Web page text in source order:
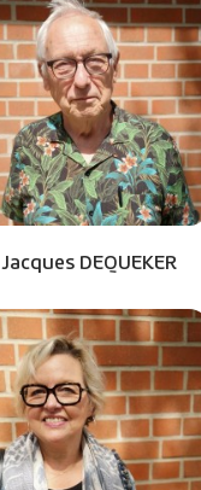
Jacques DEQUEKER